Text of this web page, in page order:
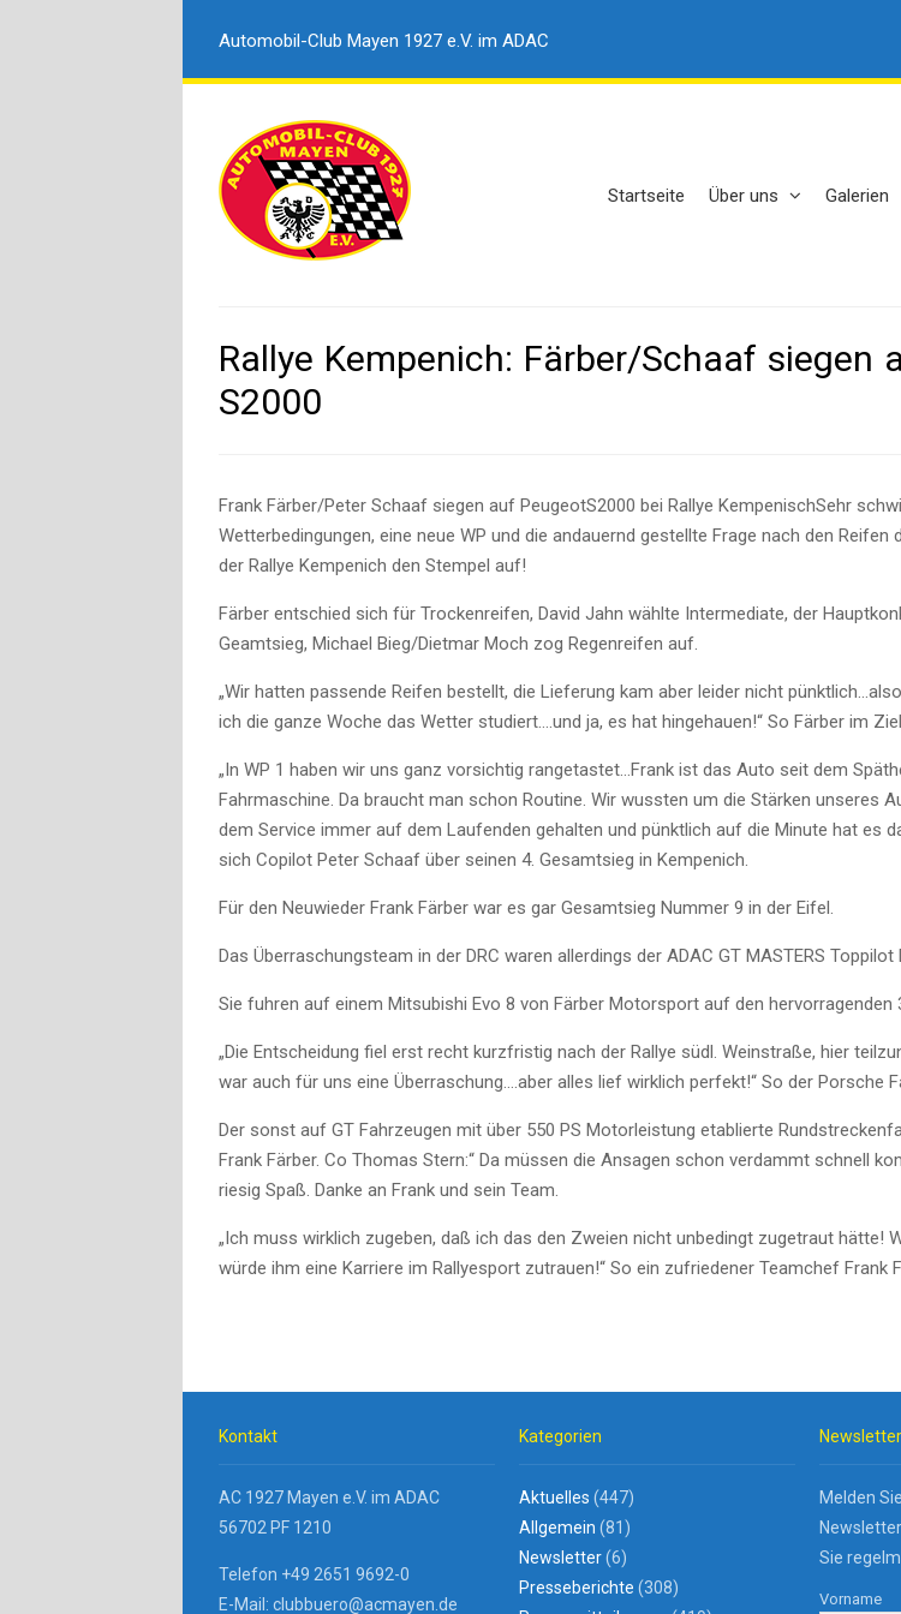
Automobil-Club Mayen 1927 e.V. im ADAC
Startseite Über uns Galerien
Rallye Kempenich: Färber/Schaaf siegen
S2000
Frank Färber/Peter Schaaf siegen auf PeugeotS2000 bei Rallye KempenischSehr
Wetterbedingungen, eine neue WP und die andauernd gestellte Frage nach den Reifen
der Rallye Kempenich den Stempel auf!
Färber entschied sich für Trockenreifen, David Jahn wählte Intermediate, der
Geamtsieg, Michael Bieg/Dietmar Moch zog Regenreifen auf.
„Wir hatten passende Reifen bestellt, die Lieferung kam aber leider nicht
ich die ganze Woche das Wetter studiert….und ja, es hat hingehauen!“ So Färber im
„In WP 1 haben wir uns ganz vorsichtig rangetastet…Frank ist das Auto seit dem
Fahrmaschine. Da braucht man schon Routine. Wir wussten um die Stärken unseres
dem Service immer auf dem Laufenden gehalten und pünktlich auf die Minute hat es
sich Copilot Peter Schaaf über seinen 4. Gesamtsieg in Kempenich.
Für den Neuwieder Frank Färber war es gar Gesamtsieg Nummer 9 in der Eifel.
Das Überraschungsteam in der DRC waren allerdings der ADAC GT MASTERS Toppilot
Sie fuhren auf einem Mitsubishi Evo 8 von Färber Motorsport auf den hervorragenden
„Die Entscheidung fiel erst recht kurzfristig nach der Rallye südl. Weinstraße, hier
war auch für uns eine Überraschung….aber alles lief wirklich perfekt!“ So der Porsche
Der sonst auf GT Fahrzeugen mit über 550 PS Motorleistung etablierte
Frank Färber. Co Thomas Stern:“ Da müssen die Ansagen schon verdammt schnell
riesig Spaß. Danke an Frank und sein Team.
„Ich muss wirklich zugeben, daß ich das den Zweien nicht unbedingt zugetraut hätte!
würde ihm eine Karriere im Rallyesport zutrauen!“ So ein zufriedener Teamchef Frank
Kontakt
AC 1927 Mayen e.V. im ADAC
56702 PF 1210
Telefon +49 2651 9692-0
E-Mail: clubbuero@acmayen.de
Kategorien
Aktuelles (447)
Allgemein (81)
Newsletter(6)
Presseberichte (308)
Newsletter
Melden
Sie
Vorname